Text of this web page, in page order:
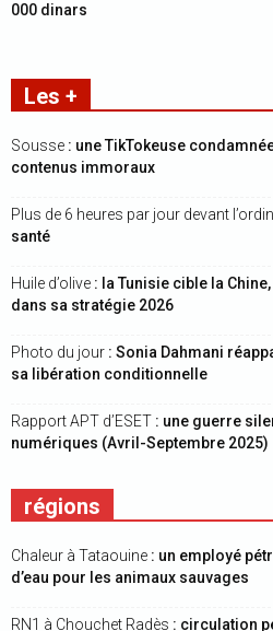
000 dinars
Les +
Sousse : une TikTokeuse
contenus immoraux
Plus de 6 heures par jour devant
santé
Huile d’olive : la Tunisie cible la
dans sa stratégie 2026
Photo du jour : Sonia Dahmani
sa libération conditionnelle
Rapport APT d’ESET : une guerre
numériques (Avril-Septembre 2025)
régions
Chaleur à Tataouine : un employé
d’eau pour les animaux sauvages
RN1 à Chouchet Radès : circulation